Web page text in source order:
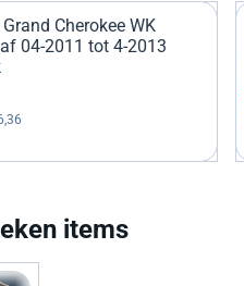
Cherokee WK
04-2011 tot 4-2013
btw: 136,36
items